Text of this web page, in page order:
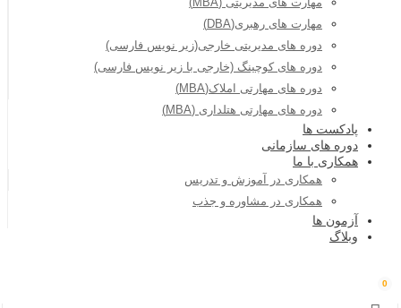
مهارت های رهبری(DBA)
دوره های مدیریتی خارجی(زیر نویس فارسی)
دوره های کوچینگ (خارجی با زیر نویس فارسی)
دوره های مهارتی املاک(MBA)
دوره های مهارتی هتلداری (MBA)
پادکست ها
دوره های سازمانی
همکاری با ما
همکاری در آموزش و تدریس
همکاری در مشاوره و جذب
آزمون ها
وبلاگ
0